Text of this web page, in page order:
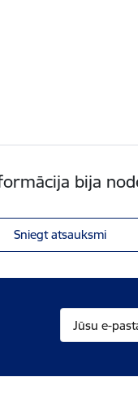
bija
Sniegt atsauksmi